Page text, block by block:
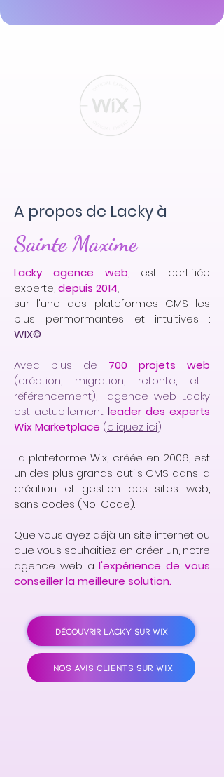
A propos de Lacky à
Sainte Maxime
Lacky agence web, est certifiée
experte,depuis 2014,
sur l'une des plateformes CMS les
plus permormantes et intuitives :
WIX©
Avec plus de
700 projets web
(création, migration, refonte, et
référencement), l'agence web Lacky
est actuellement leader des experts
Wix Marketplace (cliquez ici).
La plateforme Wix, créée en 2006, est
un des plus grands outils CMS dans la
création et gestion des sites web,
sans codes (No-Code).
Que vous ayez déjà un site internet ou
que vous souhaitiez en créer un, notre
agence web al'expérience de vous
conseiller la meilleure solution.
DÉCOUVRIR LACKY SUR WIX
NOS AVIS CLIENTS SUR WIX